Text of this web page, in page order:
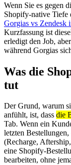
Wenn Sie es gegen
Shopify-native Tiefe
Gorgias vs Zendesk
Kurzfassung ist
erledigt den Job,
während Gorgias
Was die
tut
Der Grund, warum
anfühlt, ist, dass die
Tab. Wenn ein
letzten
(Recharge,
eine Shopify-
bearbeiten, ohne